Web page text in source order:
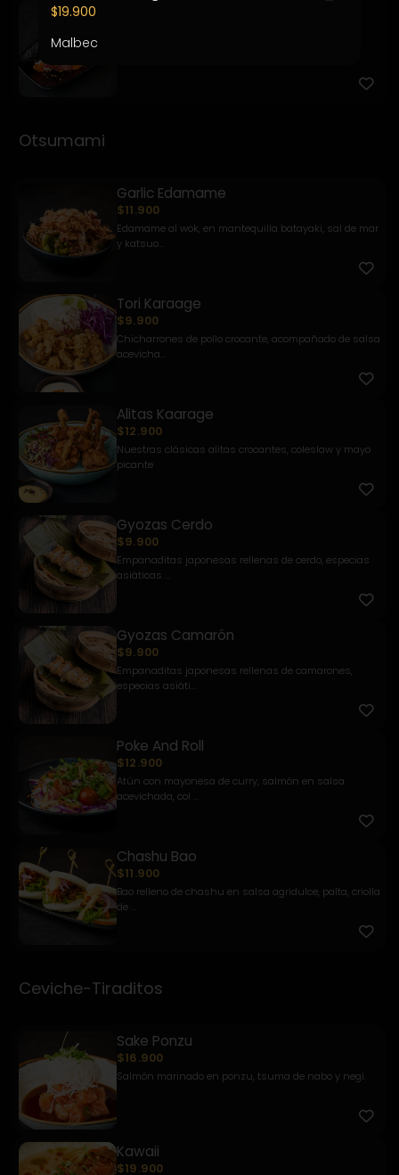
Otsumami
Garlic Edamame
$11.900
Edamame al wok, en mantequilla batayaki, sal de mar
y katsuo...
Tori Karaage
$9.900
Chicharrones de pollo crocante, acompañado de salsa
acevicha...
Alitas Kaarage
$12.900
Nuestras clásicas alitas crocantes, coleslaw y mayo
picante
Gyozas Cerdo
$9.900
Empanaditas japonesas rellenas de cerdo, especias
asiáticas ...
Gyozas Camarón
$9.900
Empanaditas japonesas rellenas de camarones,
especias asiáti...
Poke And Roll
$12.900
Atún con mayonesa de curry, salmón en salsa
acevichada, col ...
Chashu Bao
$11.900
Bao relleno de chashu en salsa agridulce, palta, criolla
de ...
Ceviche-Tiraditos
Sake Ponzu
$16.900
Salmón marinado en ponzu, tsuma de nabo y negi.
Kawaii
$19.900
$19.900
Malbec